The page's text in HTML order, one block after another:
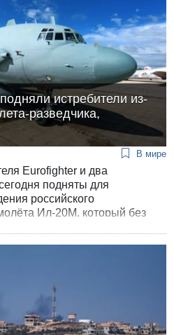
истребители из-
разведчика,
В мире
Eurofighter и два
подняты для
российского
Ил-20М, который без